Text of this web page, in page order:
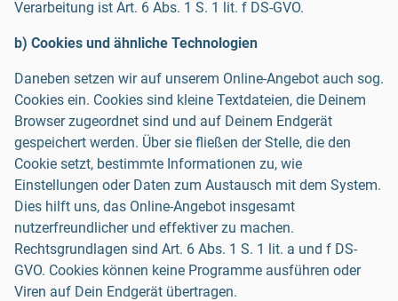
Verarbeitung ist Art. 6 Abs. 1 S. 1 lit. f DS-GVO.
b) Cookies und ähnliche Technologien
Daneben setzen wir auf unserem Online-Angebot auch sog.
Cookies ein. Cookies sind kleine Textdateien, die Deinem
Browser zugeordnet sind und auf Deinem Endgerät
gespeichert werden. Über sie fließen der Stelle, die den
Cookie setzt, bestimmte Informationen zu, wie
Einstellungen oder Daten zum Austausch mit dem System.
Dies hilft uns, das Online-Angebot insgesamt
nutzerfreundlicher und effektiver zu machen.
Rechtsgrundlagen sind Art. 6 Abs. 1 S. 1 lit. a und f DS-
GVO. Cookies können keine Programme ausführen oder
Viren auf Dein Endgerät übertragen.